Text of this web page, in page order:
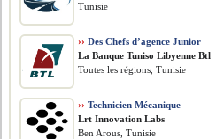
Tunisie
›› Des Chefs d’agence Junior
La Banque Tuniso Libyenne Btl
Toutes les régions, Tunisie
›› Technicien Mécanique
Lrt Innovation Labs
Ben Arous, Tunisie